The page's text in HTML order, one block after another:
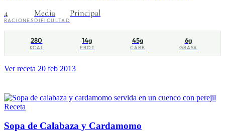
4
RACIONES
Media
DIFICULTAD
Principal
280
KCAL
14g
PROT
45g
CARB
6g
GRASA
Ver receta 20 feb 2013
Receta
Sopa de Calabaza y Cardamomo